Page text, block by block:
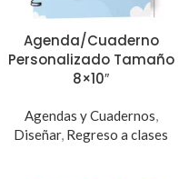
Agenda/Cuaderno
Personalizado Tamaño
8×10″
Agendas y Cuadernos,
Diseñar, Regreso a clases